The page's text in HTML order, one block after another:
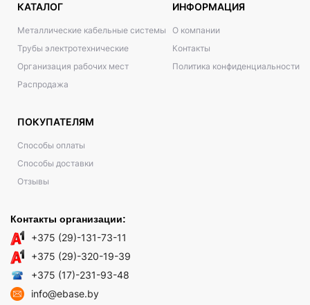
КАТАЛОГ
Металлические кабельные системы
Трубы электротехнические
Организация рабочих мест
Распродажа
ИНФОРМАЦИЯ
О компании
Контакты
Политика конфиденциальности
ПОКУПАТЕЛЯМ
Способы оплаты
Способы доставки
Отзывы
Контакты организации:
+375 (29)-131-73-11
+375 (29)-320-19-39
+375 (17)-231-93-48
info@ebase.by